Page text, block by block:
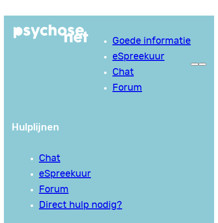
naar
Goede informatie
eSpreekuur
Chat
Forum
Hulplijnen
Chat
eSpreekuur
Forum
Direct hulp nodig?